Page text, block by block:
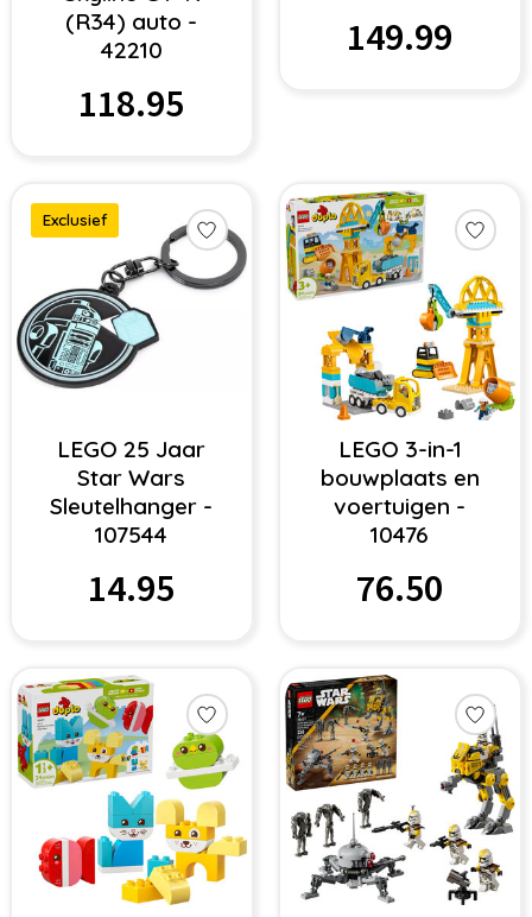
(R34) auto -
42210
118.95
149.99
Exclusief
LEGO 25 Jaar
Star Wars
Sleutelhanger -
107544
14.95
LEGO 3-in-1
bouwplaats en
voertuigen -
10476
76.50